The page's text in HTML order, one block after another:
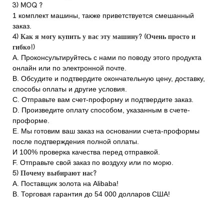
3) MOQ ?
1 комплект машины, также приветствуется смешанный
заказ.
4) Как я могу купить у вас эту машину? (Очень просто и
гибко!)
A. Проконсультируйтесь с нами по поводу этого продукта
онлайн или по электронной почте.
B. Обсудите и подтвердите окончательную цену, доставку,
способы оплаты и другие условия.
C. Отправьте вам счет-проформу и подтвердите заказ.
D. Произведите оплату способом, указанным в счете-
проформе.
E. Мы готовим ваш заказ на основании счета-проформы
после подтверждения полной оплаты.
И 100% проверка качества перед отправкой.
F. Отправьте свой заказ по воздуху или по морю.
5) Почему выбирают нас?
A. Поставщик золота на Alibaba!
B. Торговая гарантия до 54 000 долларов США!